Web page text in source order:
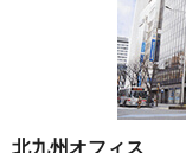
北九州オフィス